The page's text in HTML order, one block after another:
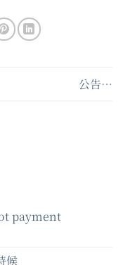
公告…
payment
候